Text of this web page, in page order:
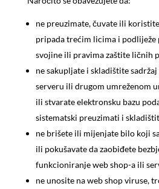
ne preuzimate, čuvate ili
pripada trećim licima i
svojine ili pravima zaštite ličnih
ne sakupljate i skladištite
serveru ili drugom umreženom
ili stvarate elektronsku bazu
sistematski preuzimati i
ne brišete ili mijenjate bilo koji
ili pokušavate da zaobiđete
funkcioniranje web shop-a ili
ne unosite na web shop viruse,